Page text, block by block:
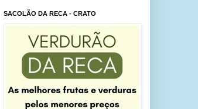
SACOLÃO DA RECA - CRATO